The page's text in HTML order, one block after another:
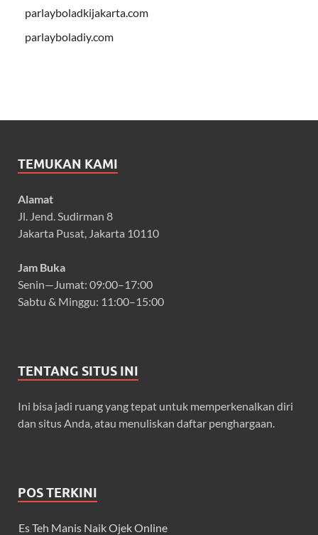
parlayboladkijakarta.com
parlayboladiy.com
TEMUKAN KAMI
Alamat
Jl. Jend. Sudirman 8
Jakarta Pusat, Jakarta 10110
Jam Buka
Senin—Jumat: 09:00–17:00
Sabtu & Minggu: 11:00–15:00
TENTANG SITUS INI
Ini bisa jadi ruang yang tepat untuk memperkenalkan diri
dan situs Anda, atau menuliskan daftar penghargaan.
POS TERKINI
Es Teh Manis Naik Ojek Online